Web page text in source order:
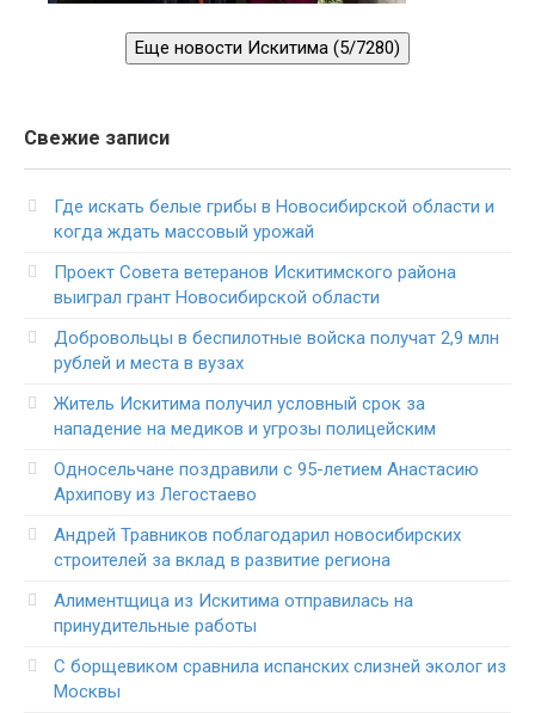
Еще новости Искитима (5/7280)
Свежие записи
Где искать белые грибы в Новосибирской области и
когда ждать массовый урожай
Проект Совета ветеранов Искитимского района
выиграл грант Новосибирской области
Добровольцы в беспилотные войска получат 2,9 млн
рублей и места в вузах
Житель Искитима получил условный срок за
нападение на медиков и угрозы полицейским
Односельчане поздравили с 95-летием Анастасию
Архипову из Легостаево
Андрей Травников поблагодарил новосибирских
строителей за вклад в развитие региона
Алиментщица из Искитима отправилась на
принудительные работы
С борщевиком сравнила испанских слизней эколог из
Москвы